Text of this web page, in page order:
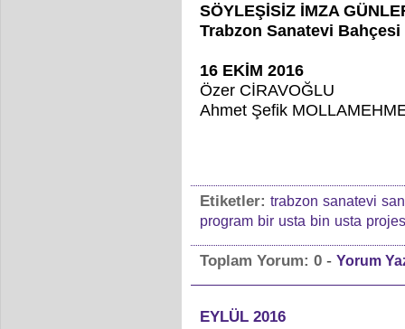
SÖYLEŞİSİZ İMZA
Trabzon Sanatevi Bahçesi
16 EKİM 2016
Özer CİRAVOĞLU
Ahmet Şefik
Etiketler: trabzon sanatevi
program bir usta bin usta
Toplam Yorum: 0- Yorum
EYLÜL 2016